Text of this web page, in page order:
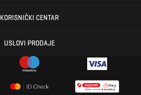
KORISNIČKI CENTAR
USLOVI PRODAJE